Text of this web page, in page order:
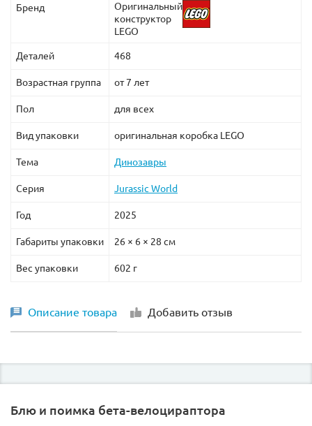
Бренд
Оригинальный
конструктор
LEGO
Деталей 468
Возрастная группа от 7 лет
Пол для всех
Вид упаковки оригинальная коробка LEGO
Тема Динозавры
Серия Jurassic World
Год 2025
Габариты упаковки 26 × 6 × 28 см
Вес упаковки 602 г
Описание товара Добавить отзыв
Блю и поимка бета-велоцираптора